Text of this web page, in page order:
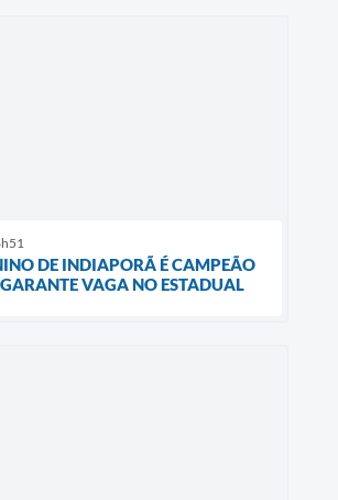
DE INDIAPORÃ É CAMPEÃO
VAGA NO ESTADUAL